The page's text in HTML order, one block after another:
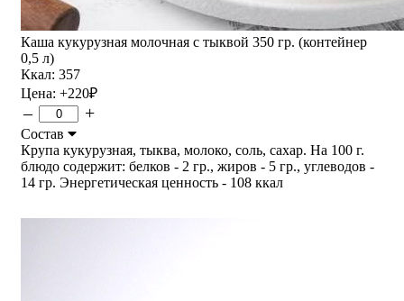
Каша кукурузная молочная с тыквой 350 гр. (контейнер
0,5 л)
Ккал: 357
Цена: +220₽
– +
Состав
Крупа кукурузная, тыква, молоко, соль, сахар. На 100 г.
блюдо содержит: белков - 2 гр., жиров - 5 гр., углеводов -
14 гр. Энергетическая ценность - 108 ккал